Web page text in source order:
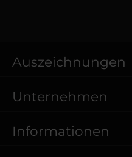
Auszeichnungen
Unternehmen
Informationen